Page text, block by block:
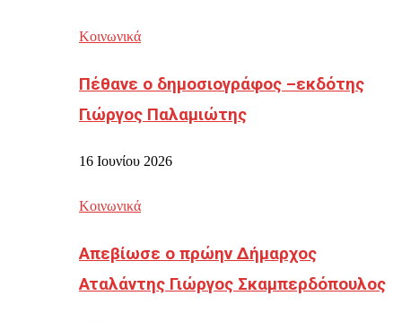
Κοινωνικά
Πέθανε ο δημοσιογράφος –εκδότης
Γιώργος Παλαμιώτης
16 Ιουνίου 2026
Κοινωνικά
Απεβίωσε ο πρώην Δήμαρχος
Αταλάντης Γιώργος Σκαμπερδόπουλος